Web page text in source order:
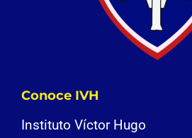
Conoce IVH
Instituto Víctor Hugo